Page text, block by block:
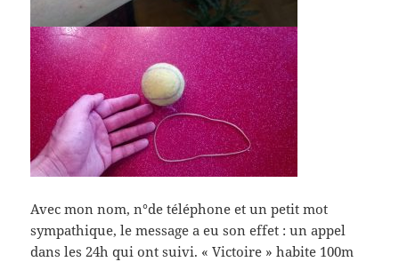
Avec mon nom, n°de téléphone et un petit mot
sympathique, le message a eu son effet : un appel
dans les 24h qui ont suivi. « Victoire » habite 100m